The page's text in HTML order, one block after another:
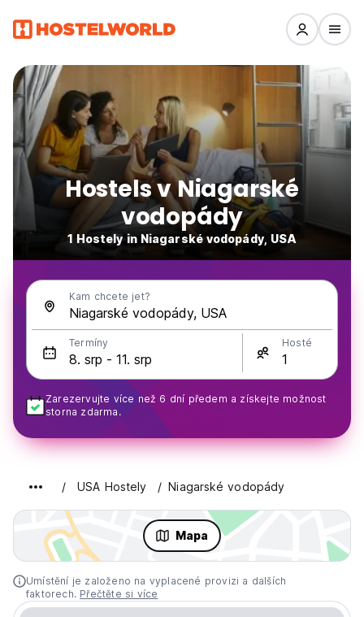
Hostels v Niagarské
vodopády
1 Hostely in Niagarské vodopády, USA
Kam chcete jet?
Termíny Hosté
Zarezervujte více než 6 dní předem a získejte možnost
storna zdarma.
USA Hostely Niagarské vodopády
Mapa
Umístění je založeno na vyplacené provizi a dalších
faktorech. Přečtěte si více